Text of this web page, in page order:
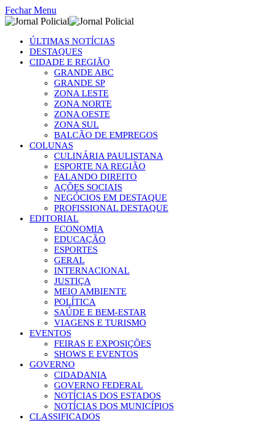
Fechar Menu
ÚLTIMAS NOTÍCIAS
DESTAQUES
CIDADE E REGIÃO
GRANDE ABC
GRANDE SP
ZONA LESTE
ZONA NORTE
ZONA OESTE
ZONA SUL
BALCÃO DE EMPREGOS
COLUNAS
CULINÁRIA PAULISTANA
ESPORTE NA REGIÃO
FALANDO DIREITO
AÇÕES SOCIAIS
NEGÓCIOS EM DESTAQUE
PROFISSIONAL DESTAQUE
EDITORIAL
ECONOMIA
EDUCAÇÃO
ESPORTES
GERAL
INTERNACIONAL
JUSTIÇA
MEIO AMBIENTE
POLÍTICA
SAÚDE E BEM-ESTAR
VIAGENS E TURISMO
EVENTOS
FEIRAS E EXPOSIÇÕES
SHOWS E EVENTOS
GOVERNO
CIDADANIA
GOVERNO FEDERAL
NOTÍCIAS DOS ESTADOS
NOTÍCIAS DOS MUNICÍPIOS
CLASSIFICADOS